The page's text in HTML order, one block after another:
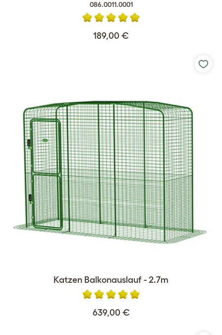
086.0011.0001
189,00 €
Katzen Balkonauslauf - 2.7m
639,00 €